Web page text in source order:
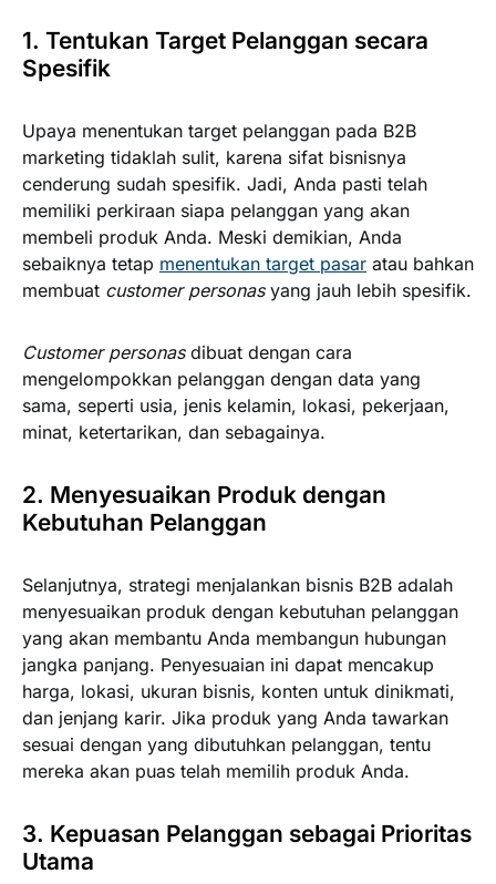
1. Tentukan Target Pelanggan secara
Spesifik
Upaya menentukan target pelanggan pada B2B
marketing tidaklah sulit, karena sifat bisnisnya
cenderung sudah spesifik. Jadi, Anda pasti telah
memiliki perkiraan siapa pelanggan yang akan
membeli produk Anda. Meski demikian, Anda
sebaiknya tetap menentukan target pasar atau bahkan
membuat customer personas yang jauh lebih spesifik.
Customer personasdibuat dengan cara
mengelompokkan pelanggan dengan data yang
sama, seperti usia, jenis kelamin, lokasi, pekerjaan,
minat, ketertarikan, dan sebagainya.
2. Menyesuaikan Produk dengan
Kebutuhan Pelanggan
Selanjutnya, strategi menjalankan bisnis B2B adalah
menyesuaikan produk dengan kebutuhan pelanggan
yang akan membantu Anda membangun hubungan
jangka panjang. Penyesuaian ini dapat mencakup
harga, lokasi, ukuran bisnis, konten untuk dinikmati,
dan jenjang karir. Jika produk yang Anda tawarkan
sesuai dengan yang dibutuhkan pelanggan, tentu
mereka akan puas telah memilih produk Anda.
3. Kepuasan Pelanggan sebagai Prioritas
Utama